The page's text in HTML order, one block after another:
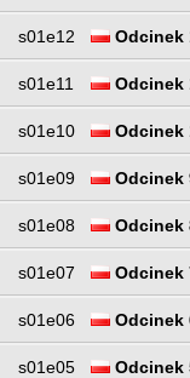
s01e12 Odcinek
s01e11 Odcinek
s01e10 Odcinek
s01e09 Odcinek
s01e08 Odcinek
s01e07 Odcinek
s01e06 Odcinek
s01e05 Odcinek